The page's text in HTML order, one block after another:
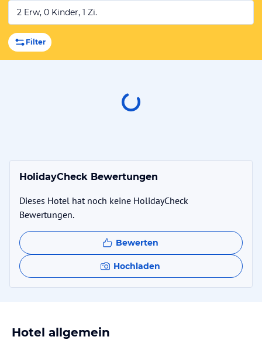
2 Erw, 0 Kinder, 1 Zi.
Filter
HolidayCheck Bewertungen
Dieses Hotel hat noch keine HolidayCheck
Bewertungen.
Bewerten
Hochladen
Hotel allgemein